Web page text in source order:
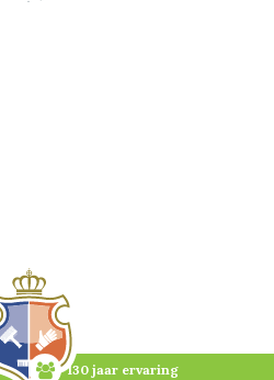
130 jaar ervaring